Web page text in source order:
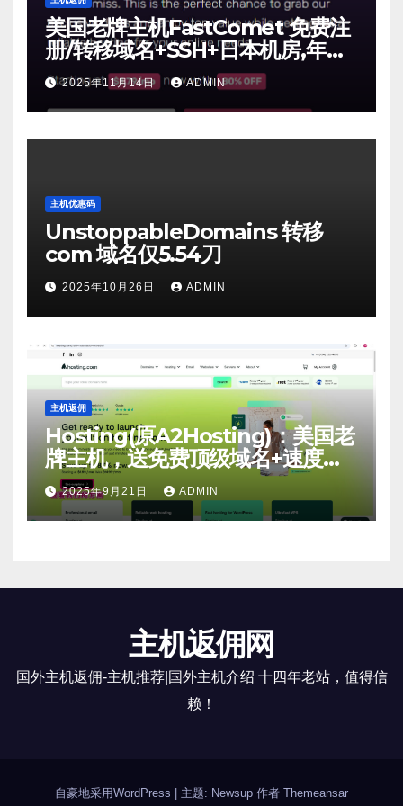
美国老牌主机FastComet 免费注
册/转移域名+SSH+日本机房,年付
仅10元【2025年11月】
2025年11月14日 ADMIN
主机优惠码
UnstoppableDomains 转移
com 域名仅5.54刀
2025年10月26日 ADMIN
主机返佣
Hosting(原A2Hosting)：美国老
牌主机，送免费顶级域名+速度
快，免费送！
2025年9月21日 ADMIN
主机返佣网
国外主机返佣-主机推荐|国外主机介绍 十四年老站，值得信
赖！
自豪地采用WordPress 主题: Newsup 作者 Themeansar